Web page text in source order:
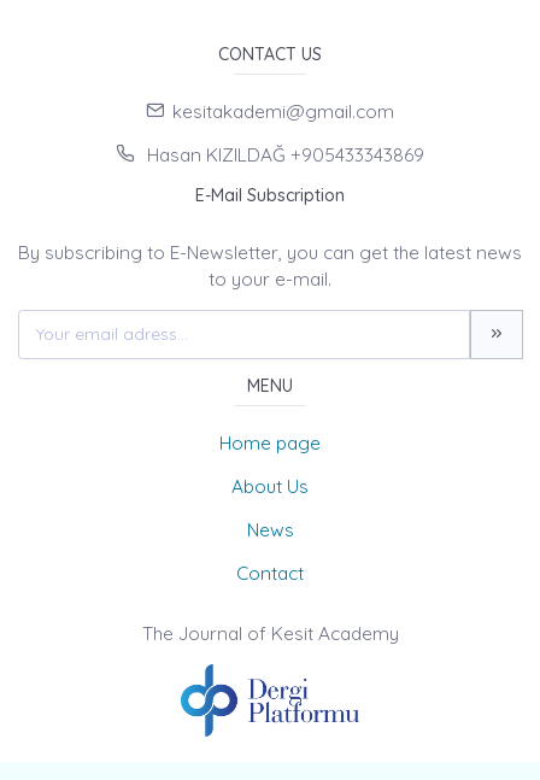
CONTACT US
kesitakademi@gmail.com
Hasan KIZILDAĞ +905433343869
E-Mail Subscription
By subscribing to E-Newsletter, you can get the latest news
to your e-mail.
MENU
Home page
About Us
News
Contact
The Journal of Kesit Academy